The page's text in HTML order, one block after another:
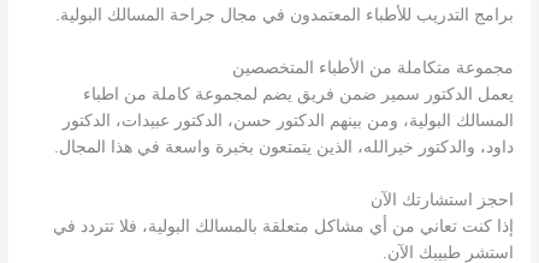
برامج التدريب للأطباء المعتمدون في مجال جراحة المسالك البولية.
مجموعة متكاملة من الأطباء المتخصصين
يعمل الدكتور سمير ضمن فريق يضم لمجموعة كاملة من اطباء
المسالك البولية، ومن بينهم الدكتور حسن، الدكتور عبيدات، الدكتور
داود، والدكتور خيرالله، الذين يتمتعون بخبرة واسعة في هذا المجال.
احجز استشارتك الآن
إذا كنت تعاني من أي مشاكل متعلقة بالمسالك البولية، فلا تتردد في
استشر طبيبك الآن.